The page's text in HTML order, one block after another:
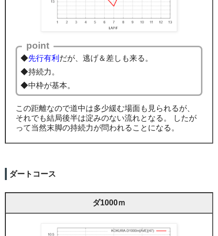
point
◆先行有利 だが、逃げ＆差しも来る。
◆持続力。
◆中枠が基本。
この距離なので道中は多少緩む場面も見られるが、
それでも結局後半は淀みのない流れとなる。 したが
って当然末脚の持続力が問われることになる。
ダートコース
ダ1000ｍ